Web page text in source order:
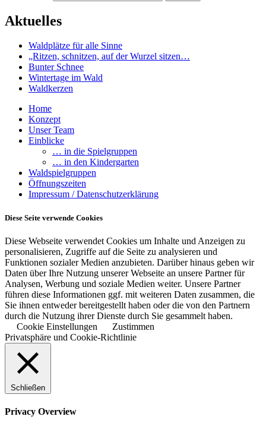
Aktuelles
Waldplätze für alle Sinne
„Ritzen, schnitzen, auf der Wurzel sitzen…
Bunter Schnee
Wintertage im Wald
Waldkerzen
Home
Konzept
Unser Team
Einblicke
… in die Spielgruppen
… in den Kindergarten
Waldspielgruppen
Öffnungszeiten
Impressum / Datenschutzerklärung
Diese Seite verwende Cookies
Diese Webseite verwendet Cookies um Inhalte und Anzeigen zu
personalisieren, Zugriffe auf die Seite zu analysieren und
Funktionen sozialer Medien anzubieten. Darüber hinaus geben wir
Daten über Ihre Nutzung unserer Webseite an unsere Partner für
Analysen, Werbung und soziale Medien weiter. Unsere Partner
führen diese Informationen ggf. mit weiteren Daten zusammen, die
Sie ihnen entweder bereitgestellt haben oder die von den Partnern
durch die Nutzung ihrer Dienste durch Sie gesammelt haben.
Cookie Einstellungen
Zustimmen
Privatsphäre und Cookie-Richtlinie
Schließen
Privacy Overview